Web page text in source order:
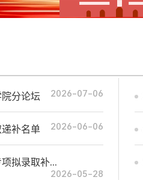
分论坛 2026-07-06
补名单 2026-06-06
拟录取补...
2026-05-28